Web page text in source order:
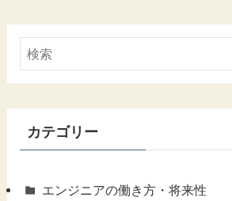
カテゴリー
エンジニアの働き方・将来性